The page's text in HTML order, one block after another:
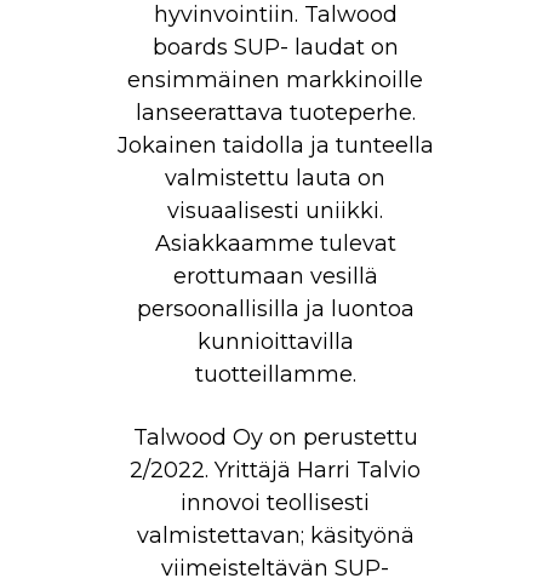
hyvinvointiin. Talwood
boards SUP- laudat on
ensimmäinen markkinoille
lanseerattava tuoteperhe.
Jokainen taidolla ja tunteella
valmistettu lauta on
visuaalisesti uniikki.
Asiakkaamme tulevat
erottumaan vesillä
persoonallisilla ja luontoa
kunnioittavilla
tuotteillamme.
Talwood Oy on perustettu
2/2022. Yrittäjä Harri Talvio
innovoi teollisesti
valmistettavan; käsityönä
viimeisteltävän SUP-